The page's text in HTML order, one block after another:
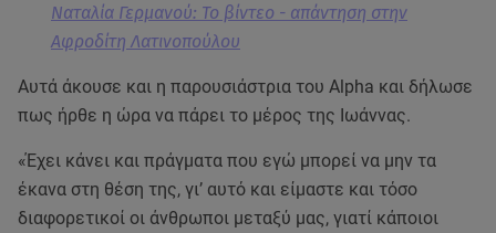
Ναταλία Γερμανού: Το βίντεο - απάντηση στην
Αφροδίτη Λατινοπούλου
Αυτά άκουσε και η παρουσιάστρια του Alpha και δήλωσε
πως ήρθε η ώρα να πάρει το μέρος της Ιωάννας.
«Έχει κάνει και πράγματα που εγώ μπορεί να μην τα
έκανα στη θέση της, γι’ αυτό και είμαστε και τόσο
διαφορετικοί οι άνθρωποι μεταξύ μας, γιατί κάποιοι